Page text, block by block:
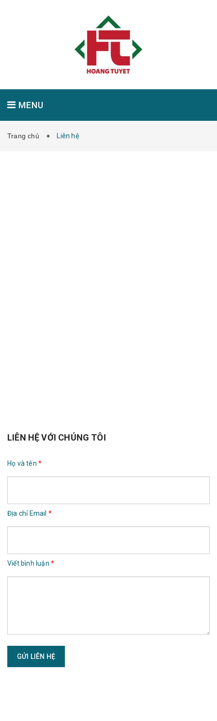
MENU
Trang chủ Liên hệ
LIÊN HỆ VỚI CHÚNG TÔI
Họ và tên *
Địa chỉ Email *
Viết bình luận *
GỬI LIÊN HỆ